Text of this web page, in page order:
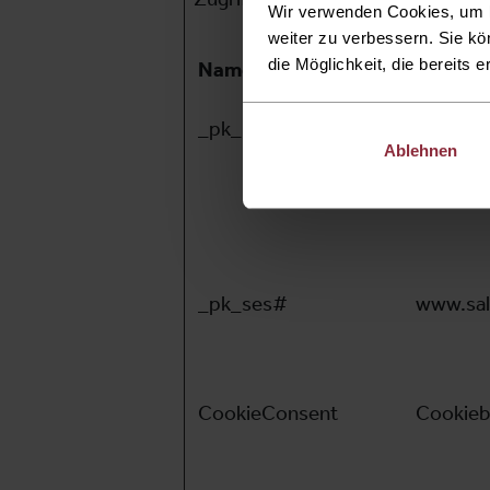
Wir verwenden Cookies,
weiter zu verbessern. Sie
die Möglichkeit, die bereits
Ablehnen
Name
_pk_id#
_pk_ses#
CookieConsent